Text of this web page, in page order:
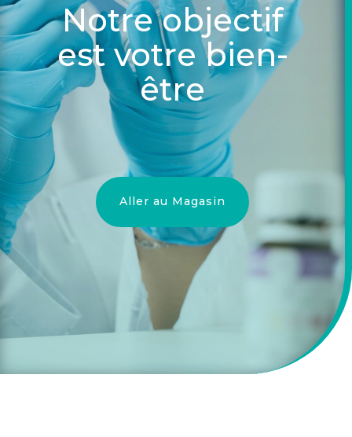
Notre objectif
est votre bien-
être
Aller au Magasin